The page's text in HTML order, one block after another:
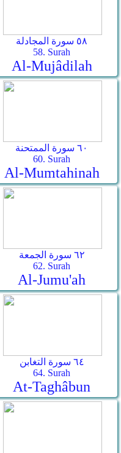
٥٨ سورة المجادلة
58. Surah
Al-Mujâdilah
٦٠ سورة الممتحنة
60. Surah
Al-Mumtahinah
٦٢ سورة الجمعة
62. Surah
Al-Jumu'ah
٦٤ سورة التغابن
64. Surah
At-Taghâbun